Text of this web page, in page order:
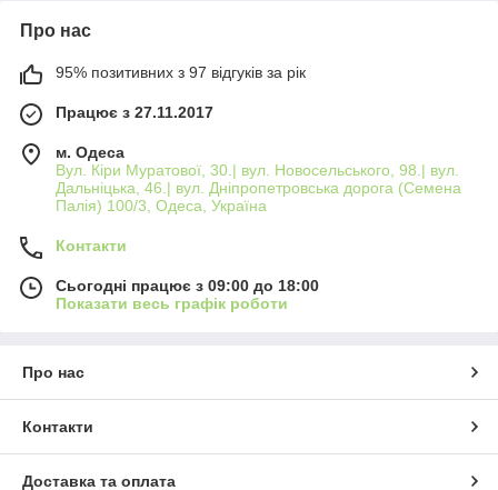
Про нас
95% позитивних з 97 відгуків за рік
Працює з 27.11.2017
м. Одеса
Вул. Кіри Муратової, 30.| вул. Новосельського, 98.| вул.
Дальніцька, 46.| вул. Дніпропетровська дорога (Семена
Палія) 100/3, Одеса, Україна
Контакти
Сьогодні працює з 09:00 до 18:00
Показати весь графік роботи
Про нас
Контакти
Доставка та оплата